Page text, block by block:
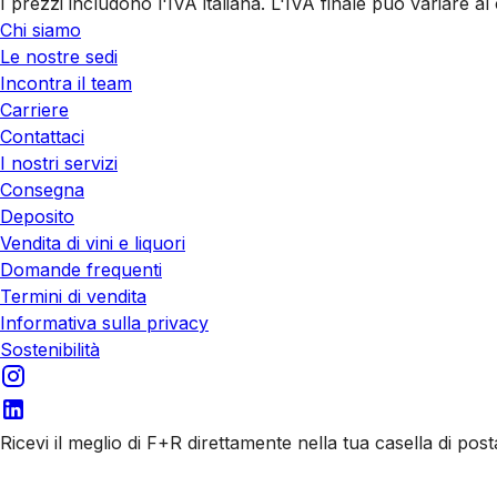
Chi siamo
Le nostre sedi
Incontra il team
Carriere
Contattaci
I nostri servizi
Consegna
Deposito
Vendita di vini e liquori
Domande frequenti
Termini di vendita
Informativa sulla privacy
Sostenibilità
Ricevi il meglio di F+R direttamente nella tua casella di